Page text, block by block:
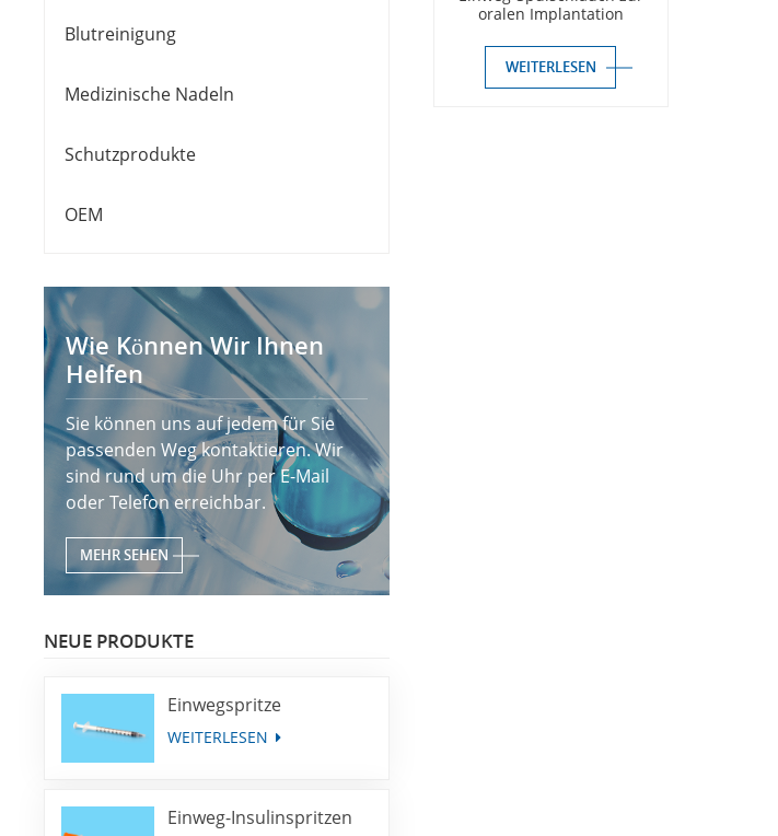
Blutreinigung
Medizinische Nadeln
Schutzprodukte
OEM
Wie Können Wir Ihnen
Helfen
Sie können uns auf jedem für Sie
passenden Weg kontaktieren. Wir
sind rund um die Uhr per E-Mail
oder Telefon erreichbar.
MEHR SEHEN
NEUE PRODUKTE
Einwegspritze
WEITERLESEN
Einweg-Insulinspritzen
oralen Implantation
WEITERLESEN